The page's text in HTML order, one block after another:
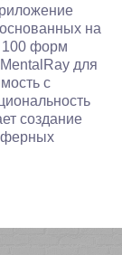
на
100 форм
для
с
создание